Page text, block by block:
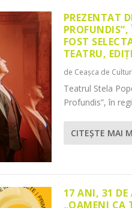
PREZENTAT
FOST
TEATRU,
de Ceașca de
Teatrul Stela
Profundis”, în
CITEŞTE MAI
17 ANI, 31 DE
„OAMENI CA